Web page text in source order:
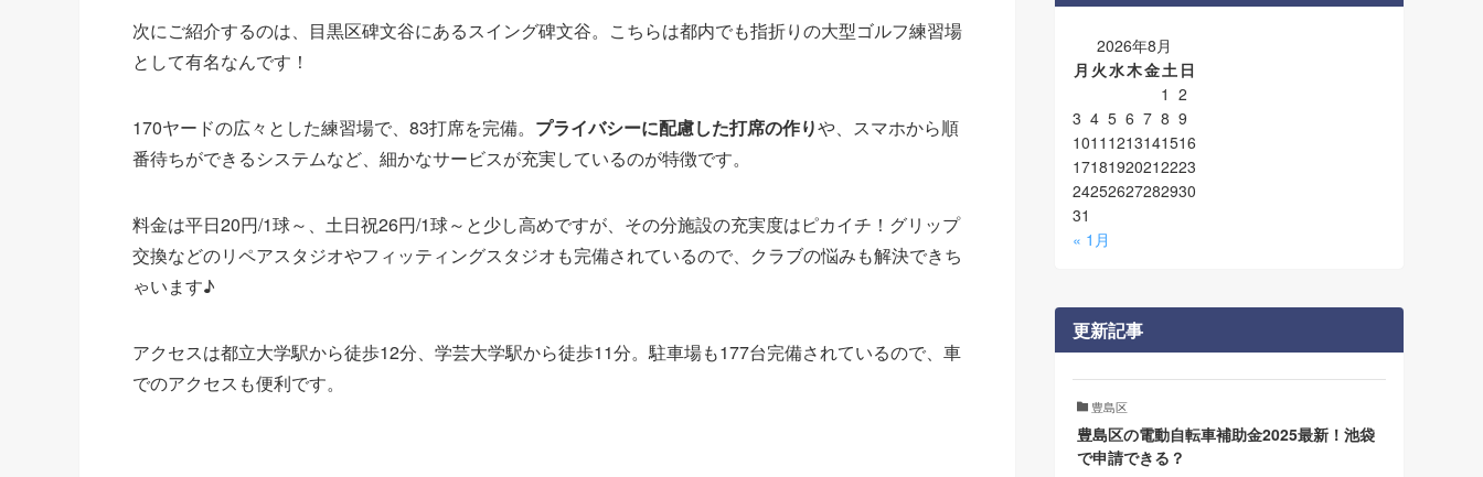
次にご紹介するのは、目黒区碑文谷にあるスイング碑文谷。こちらは都内でも指折りの大型ゴルフ練習場
として有名なんです！
170ヤードの広々とした練習場で、83打席を完備。 プライバシーに配慮した打席の作りや、スマホから順
番待ちができるシステムなど、細かなサービスが充実しているのが特徴です。
料金は平日20円/1球～、土日祝26円/1球～と少し高めですが、その分施設の充実度はピカイチ！グリップ
交換などのリペアスタジオやフィッティングスタジオも完備されているので、クラブの悩みも解決できち
ゃいます♪
アクセスは都立大学駅から徒歩12分、学芸大学駅から徒歩11分。駐車場も177台完備されているので、車
でのアクセスも便利です。
2026年8月
月 火水木金土 日
1 2
3 4 5 6 7 8 9
1011 1213141516
17181920212223
24252627282930
31
« 1月
更新記事
豊島区
豊島区の電動自転車補助金2025最新！池袋
で申請できる？